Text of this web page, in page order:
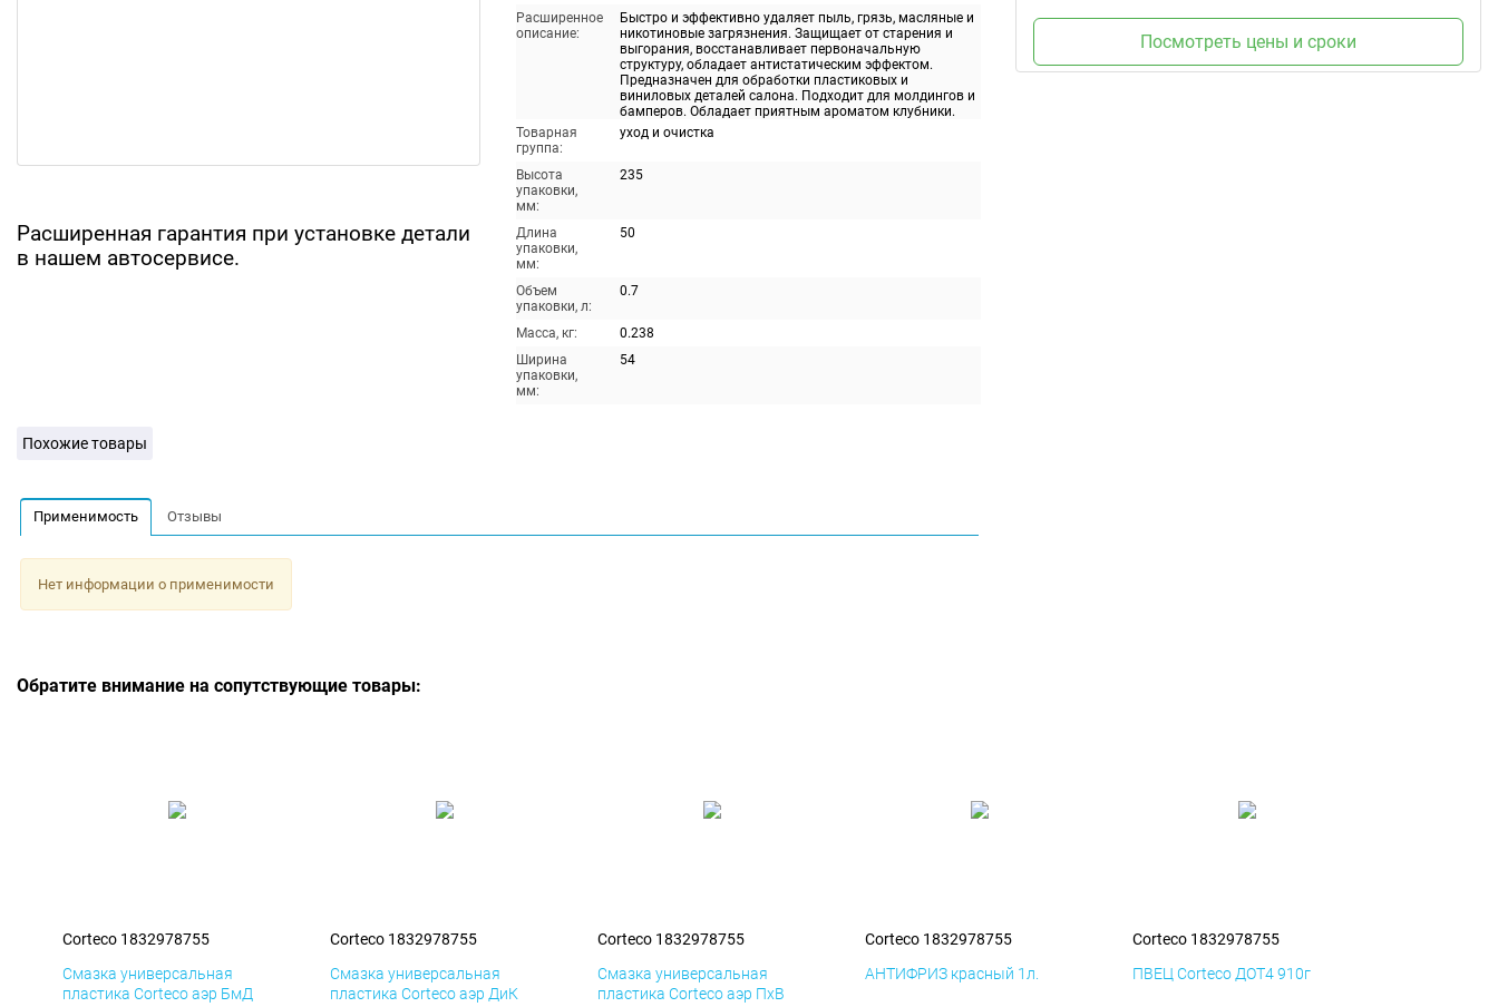
Расширенная гарантия при установке детали
в нашем автосервисе.
Расширенное
описание:
Быстро и эффективно удаляет пыль, грязь, масляные и
никотиновые загрязнения. Защищает от старения и
выгорания, восстанавливает первоначальную
структуру, обладает антистатическим эффектом.
Предназначен для обработки пластиковых и
виниловых деталей салона. Подходит для молдингов и
бамперов. Обладает приятным ароматом клубники.
Товарная
группа:
уход и очистка
Высота
упаковки,
мм:
235
Длина
упаковки,
мм:
50
Объем
упаковки, л:
0.7
Масса, кг:
0.238
Ширина
упаковки,
мм:
54
Посмотреть цены и сроки
Похожие товары
Применимость Отзывы
Нет информации о применимости
Обратите внимание на сопутствующие товары:
Corteco 1832978755
Смазка универсальная
пластика Corteco аэр БмД
Corteco 1832978755
Смазка универсальная
пластика Corteco аэр ДиК
Corteco 1832978755
Смазка универсальная
пластика Corteco аэр ПхВ
Corteco 1832978755
АНТИФРИЗ красный 1л.
Corteco 1832978755
ПВЕЦ Corteco ДОТ4 910г